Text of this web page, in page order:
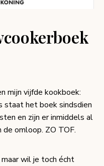
mijn vijfde kookboek:
staat het boek sindsdien
en zijn er inmiddels al
omloop. ZO TOF.
wil je toch écht